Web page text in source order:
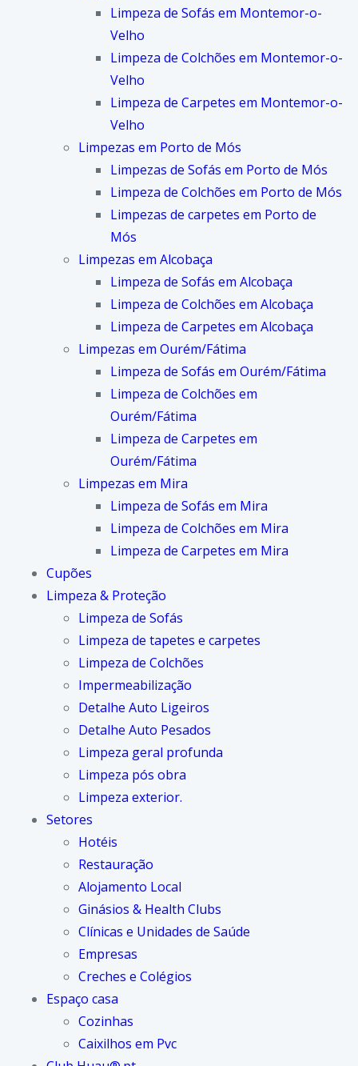
Limpeza de Sofás em Montemor-o-
Velho
Limpeza de Colchões em Montemor-o-
Velho
Limpeza de Carpetes em Montemor-o-
Velho
Limpezas em Porto de Mós
Limpezas de Sofás em Porto de Mós
Limpeza de Colchões em Porto de Mós
Limpezas de carpetes em Porto de
Mós
Limpezas em Alcobaça
Limpeza de Sofás em Alcobaça
Limpeza de Colchões em Alcobaça
Limpeza de Carpetes em Alcobaça
Limpezas em Ourém/Fátima
Limpeza de Sofás em Ourém/Fátima
Limpeza de Colchões em
Ourém/Fátima
Limpeza de Carpetes em
Ourém/Fátima
Limpezas em Mira
Limpeza de Sofás em Mira
Limpeza de Colchões em Mira
Limpeza de Carpetes em Mira
Cupões
Limpeza & Proteção
Limpeza de Sofás
Limpeza de tapetes e carpetes
Limpeza de Colchões
Impermeabilização
Detalhe Auto Ligeiros
Detalhe Auto Pesados
Limpeza geral profunda
Limpeza pós obra
Limpeza exterior.
Setores
Hotéis
Restauração
Alojamento Local
Ginásios & Health Clubs
Clínicas e Unidades de Saúde
Empresas
Creches e Colégios
Espaço casa
Cozinhas
Caixilhos em Pvc